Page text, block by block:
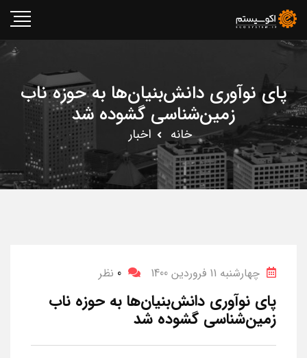
پای نوآوری دانش‌بنیان‌ها به حوزه ناب
زمین‌شناسی گشوده شد
خانه اخبار
چهارشنبه 11 فروردین 1400 0 نظر
پای نوآوری دانش‌بنیان‌ها به حوزه ناب
زمین‌شناسی گشوده شد